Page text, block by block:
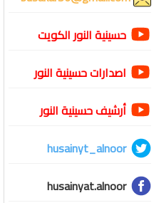
حسينية النور الكويت
اصدارات حسينية النور
أرشيف حسينية النور
husainyt_alnoor
husainyat.alnoor